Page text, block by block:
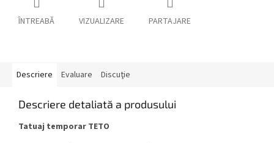
ÎNTREABĂ VIZUALIZARE PARTAJARE
Descriere Evaluare Discuţie
Descriere detaliată a produsului
Tatuaj temporar TETO